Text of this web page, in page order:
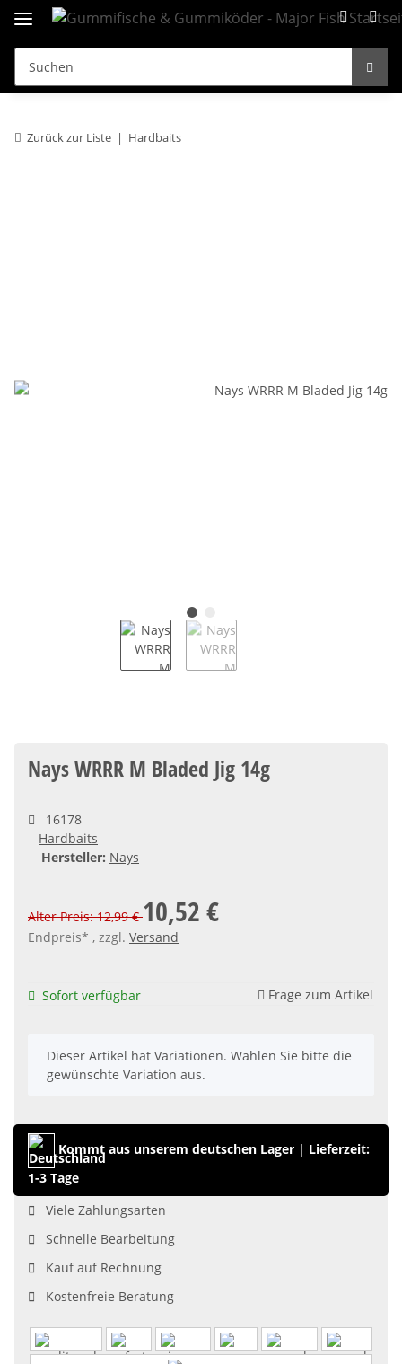
Zurück zur Liste Hardbaits
Nays WRRR M Bladed Jig 14g
16178
Hardbaits
Hersteller: Nays
Alter Preis: 12,99 €10,52 €
Endpreis* , zzgl. Versand
Sofort verfügbar Frage zum Artikel
x
Dieser Artikel hat Variationen. Wählen Sie bitte die
gewünschte Variation aus.
Kommt aus unserem deutschen Lager | Lieferzeit:
1-3 Tage
Viele Zahlungsarten
Schnelle Bearbeitung
Kauf auf Rechnung
Kostenfreie Beratung